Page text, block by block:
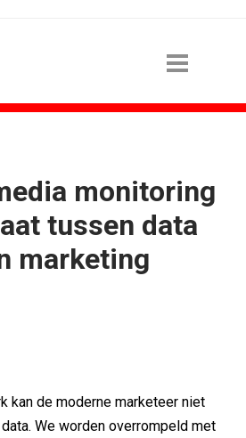
monitoring
tussen data
marketing
kan de moderne marketeer niet
We worden overrompeld met